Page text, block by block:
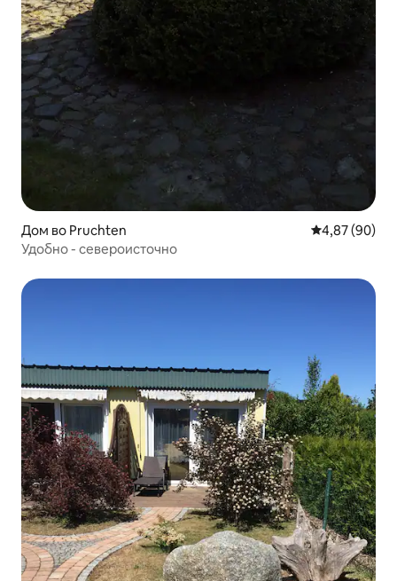
Дом во Pruchten Просечна
4,87 (90)
Удобно - североисточно